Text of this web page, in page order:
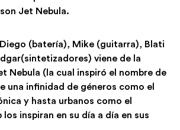
Jet Nebula.
(batería), Mike (guitarra), Blati
viene de la
Nebula (la cual inspiró el nombre de
una infinidad de géneros como el
y hasta urbanos como el
inspiran en su día a día en sus